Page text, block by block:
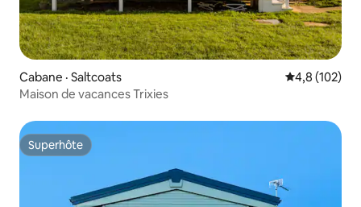
Cabane · Saltcoats Note
4,8 (102)
Maison de vacances Trixies
Superhôte
Superhôte